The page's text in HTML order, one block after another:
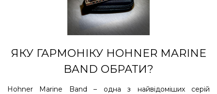
ЯКУ ГАРМОНІКУ HOHNER MARINE
BAND ОБРАТИ?
Hohner Marine Band – одна з найвідоміших серій